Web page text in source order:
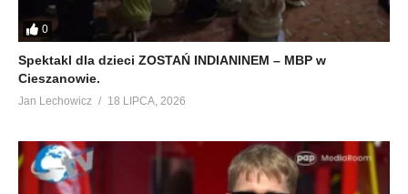
0
Spektakl dla dzieci ZOSTAŃ INDIANINEM – MBP w
Cieszanowie.
Jan Lechowicz 18 LIPCA, 2026